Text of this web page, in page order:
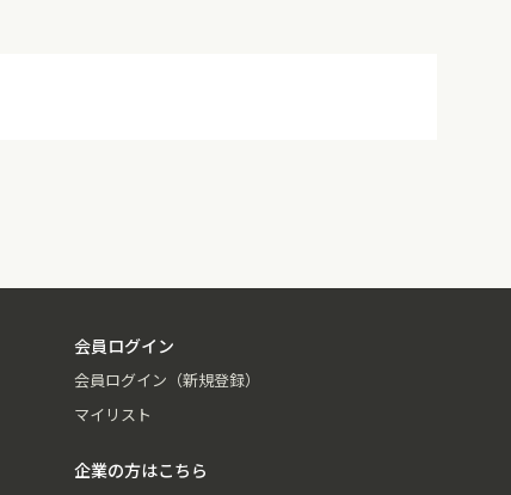
会員ログイン
会員ログイン（新規登録）
マイリスト
企業の方はこちら